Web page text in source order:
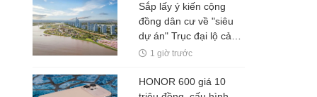
Sắp lấy ý kiến cộng
đồng dân cư về "siêu
dự án" Trục đại lộ cảnh
quan sông Hồng
1 giờ trước
HONOR 600 giá 10